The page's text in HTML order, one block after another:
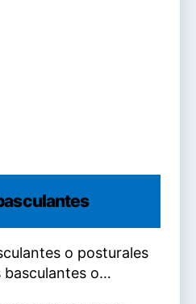
o posturales
basculantes o…